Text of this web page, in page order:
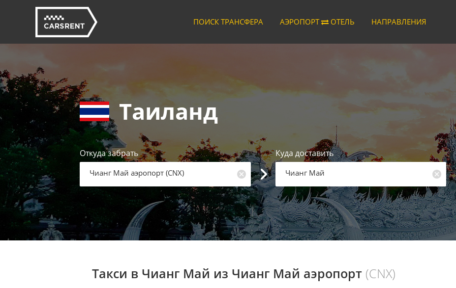
ПОИСК ТРАНСФЕРА АЭРОПОРТ ОТЕЛЬ НАПРАВЛЕНИЯ
Таиланд
Откуда забрать
Чианг Май аэропорт (CNX)
Куда доставить
Чианг Май
Такси в Чианг Май из Чианг Май аэропорт (CNX)